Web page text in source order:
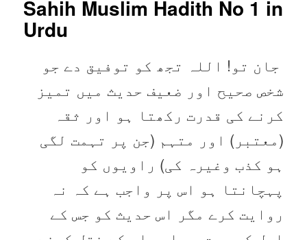
Sahih Muslim Hadith No 1 in
Urdu
جان تو! اللہ تجھ کو توفیق دے جو
شخص صحیح اور ضعیف حدیث میں تمیز
کرنے کی قدرت رکھتا ہو اور ثقہ
(‏‏‏‏معتبر) اور متہم (‏‏‏‏جن پر تہمت لگی
ہو کذب وغیرہ کی) راویوں کو
پہچانتا ہو اس پر واجب ہے کہ نہ
روایت کرے مگر اس حدیث کو جس کے